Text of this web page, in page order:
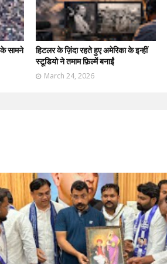
सामने
हिटलर के ज़िंदा रहते हुए अमेरिका के इन्हीं
स्टूडियो ने तमाम फ़िल्में बनाईं
March 24, 2026